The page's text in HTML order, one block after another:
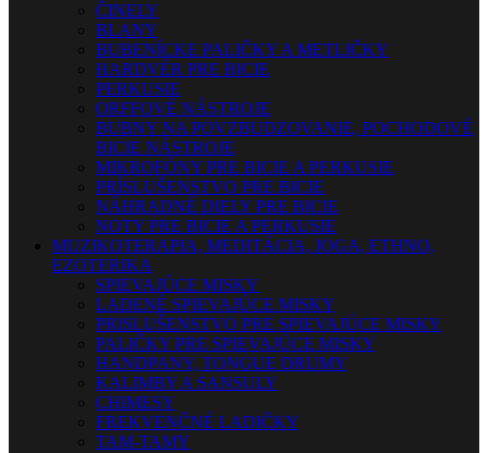
ČINELY
BLANY
BUBENÍCKE PALIČKY A METLIČKY
HARDVÉR PRE BICIE
PERKUSIE
ORFFOVÉ NÁSTROJE
BUBNY NA POVZBUDZOVANIE, POCHODOVÉ
BICIE NÁSTROJE
MIKROFÓNY PRE BICIE A PERKUSIE
PRÍSLUŠENSTVO PRE BICIE
NÁHRADNÉ DIELY PRE BICIE
NOTY PRE BICIE A PERKUSIE
MUZIKOTERAPIA, MEDITÁCIA, JOGA, ETHNO,
EZOTERIKA
SPIEVAJÚCE MISKY
LADENÉ SPIEVAJÚCE MISKY
PRISLUŠENSTVO PRE SPIEVAJÚCE MISKY
PALIČKY PRE SPIEVAJÚCE MISKY
HANDPANY, TONGUE DRUMY
KALIMBY A SANSULY
CHIMESY
FREKVENČNÉ LADIČKY
TAM-TAMY